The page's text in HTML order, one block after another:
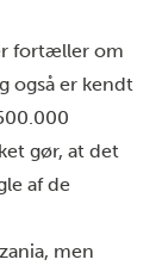
fortæller om
også er kendt
gør, at det
af de
men